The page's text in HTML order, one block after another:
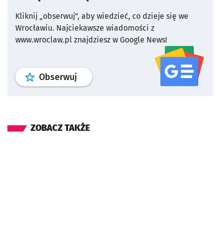
Kliknij „obserwuj”, aby wiedzieć, co dzieje się we
Wrocławiu. Najciekawsze wiadomości z
www.wroclaw.pl znajdziesz w Google News!
Obserwuj profil serwisu
ZOBACZ TAKŻE